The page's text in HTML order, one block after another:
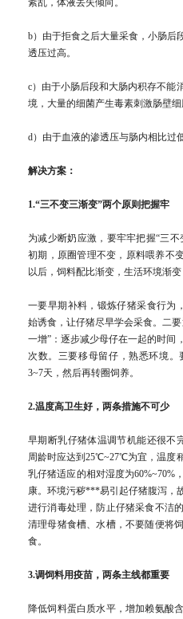
紊乱，体液丢失倾向。
b）由于拒食之后大量采食，小肠后
透压过高。
c）由于小肠后段和大肠内积存不能
境，大量的细菌产生毒素刺激肠壁细
d）由于血液的渗透压与肠内相比过
解决方案：
1.“三不变三渐变”两个原则把握牢
为减少断奶应激，要牢牢把握“三
初期，原圈管理不变，原料喂养不
以后，饲料配比渐变，生活环境渐变
一要早期补料，锻炼仔猪采食行为
始诱食，让仔猪尽早学会采食。二
一增”：逐步减少母仔在一起的时间
次数。三要移母留仔，熟悉环境
3~7天，然后再转圈饲养。
2.温度高卫生好，两条措施不可少
早期断乳仔猪体温调节机能还很不
周龄时应达到25℃~27℃为宜，温度
乳仔猪适应的相对湿度为60%~70%
康。环境污秽***易引起仔猪腹泻，
进行消毒处理，防止仔猪采食不洁
清理母猪食槽、水槽，不要随便将
食。
3.调饲料用疫苗，两条主线都重要
降低饲料蛋白质水平，增加赖氨酸